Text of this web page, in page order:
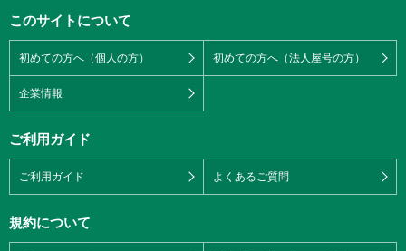
このサイトについて
初めての方へ（個人の方） 初めての方へ（法人屋号の方）
企業情報
ご利用ガイド
ご利用ガイド よくあるご質問
規約について